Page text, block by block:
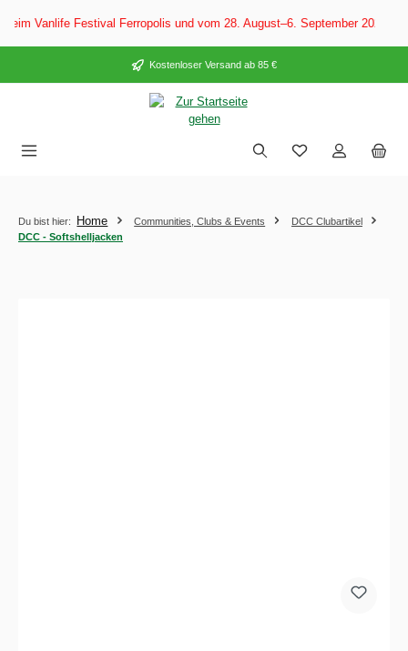
springen
Ferropolis und vom 28. August–6. September 2026 auf dem
Kostenloser Versand ab 85 €
Du bist hier: Home Communities, Clubs & Events
DCC Clubartikel
DCC - Softshelljacken